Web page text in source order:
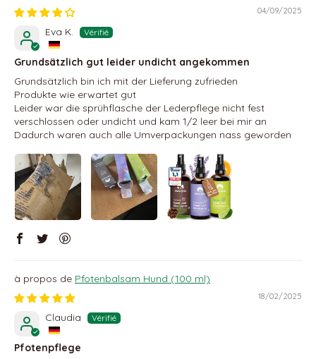
04/09/2025
Eva K.
Grundsätzlich gut leider undicht angekommen
Grundsätzlich bin ich mit der Lieferung zufrieden
Produkte wie erwartet gut
Leider war die sprühflasche der Lederpflege nicht fest
verschlossen oder undicht und kam 1/2 leer bei mir an
Dadurch waren auch alle Umverpackungen nass geworden
Pfotenbalsam Hund (100 ml)
18/02/2025
Claudia
Pfotenpflege